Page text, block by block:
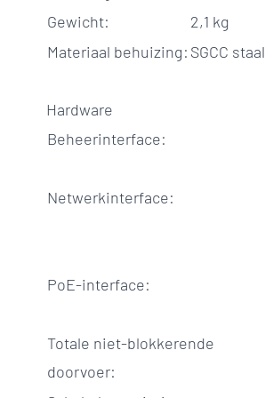
Gewicht:
2,1 kg
Materiaal behuizing: SGCC staal
Hardware
Beheerinterface:
Netwerkinterface:
PoE-interface:
Totale niet-blokkerende
doorvoer: